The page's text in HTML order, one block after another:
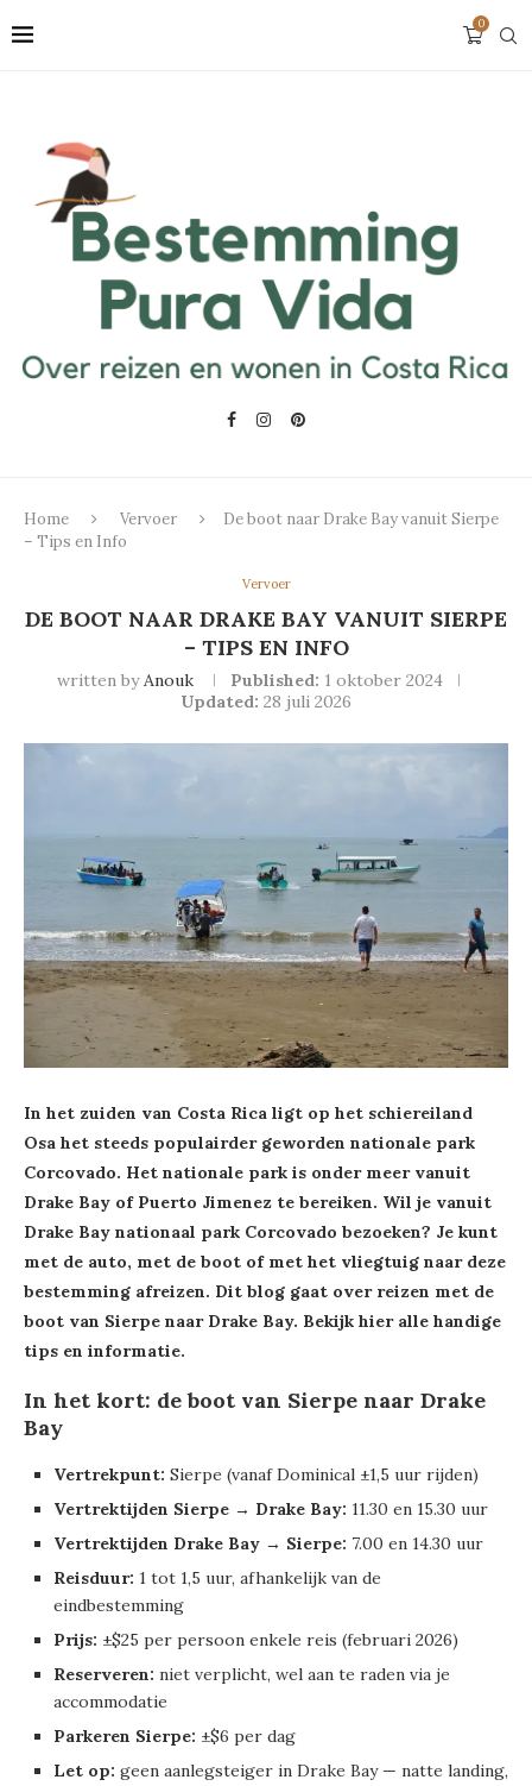
0
Home Vervoer
De boot naar Drake Bay vanuit Sierpe
– Tips en Info
Vervoer
DE BOOT NAAR DRAKE BAY VANUIT SIERPE
– TIPS EN INFO
written byAnouk Published: 1 oktober 2024
Updated: 28 juli 2026
In het zuiden van Costa Rica ligt op het schiereiland
Osa het steeds populairder geworden nationale park
Corcovado. Het nationale park is onder meer vanuit
Drake Bay of Puerto Jimenez te bereiken. Wil je vanuit
Drake Bay nationaal park Corcovado bezoeken? Je kunt
met de auto, met de boot of met het vliegtuig naar deze
bestemming afreizen. Dit blog gaat over reizen met de
boot van Sierpe naar Drake Bay. Bekijk hier alle handige
tips en informatie.
In het kort: de boot van Sierpe naar Drake
Bay
Vertrekpunt: Sierpe (vanaf Dominical ±1,5 uur rijden)
Vertrektijden Sierpe → Drake Bay: 11.30 en 15.30 uur
Vertrektijden Drake Bay → Sierpe: 7.00 en 14.30 uur
Reisduur: 1 tot 1,5 uur, afhankelijk van de
eindbestemming
Prijs: ±$25 per persoon enkele reis (februari 2026)
Reserveren: niet verplicht, wel aan te raden via je
accommodatie
Parkeren Sierpe: ±$6 per dag
Let op: geen aanlegsteiger in Drake Bay — natte landing,